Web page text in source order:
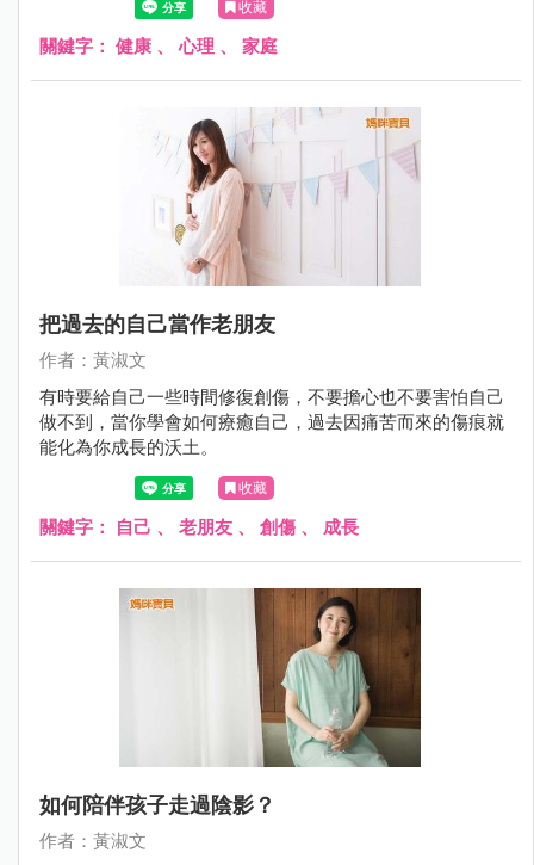
收藏
關鍵字： 健康 、心理 、 家庭
把過去的自己當作老朋友
作者：黃淑文
有時要給自己一些時間修復創傷，不要擔心也不要害怕自己
做不到，當你學會如何療癒自己，過去因痛苦而來的傷痕就
能化為你成長的沃土。
收藏
關鍵字： 自己 、 老朋友 、 創傷 、 成長
如何陪伴孩子走過陰影？
作者：黃淑文